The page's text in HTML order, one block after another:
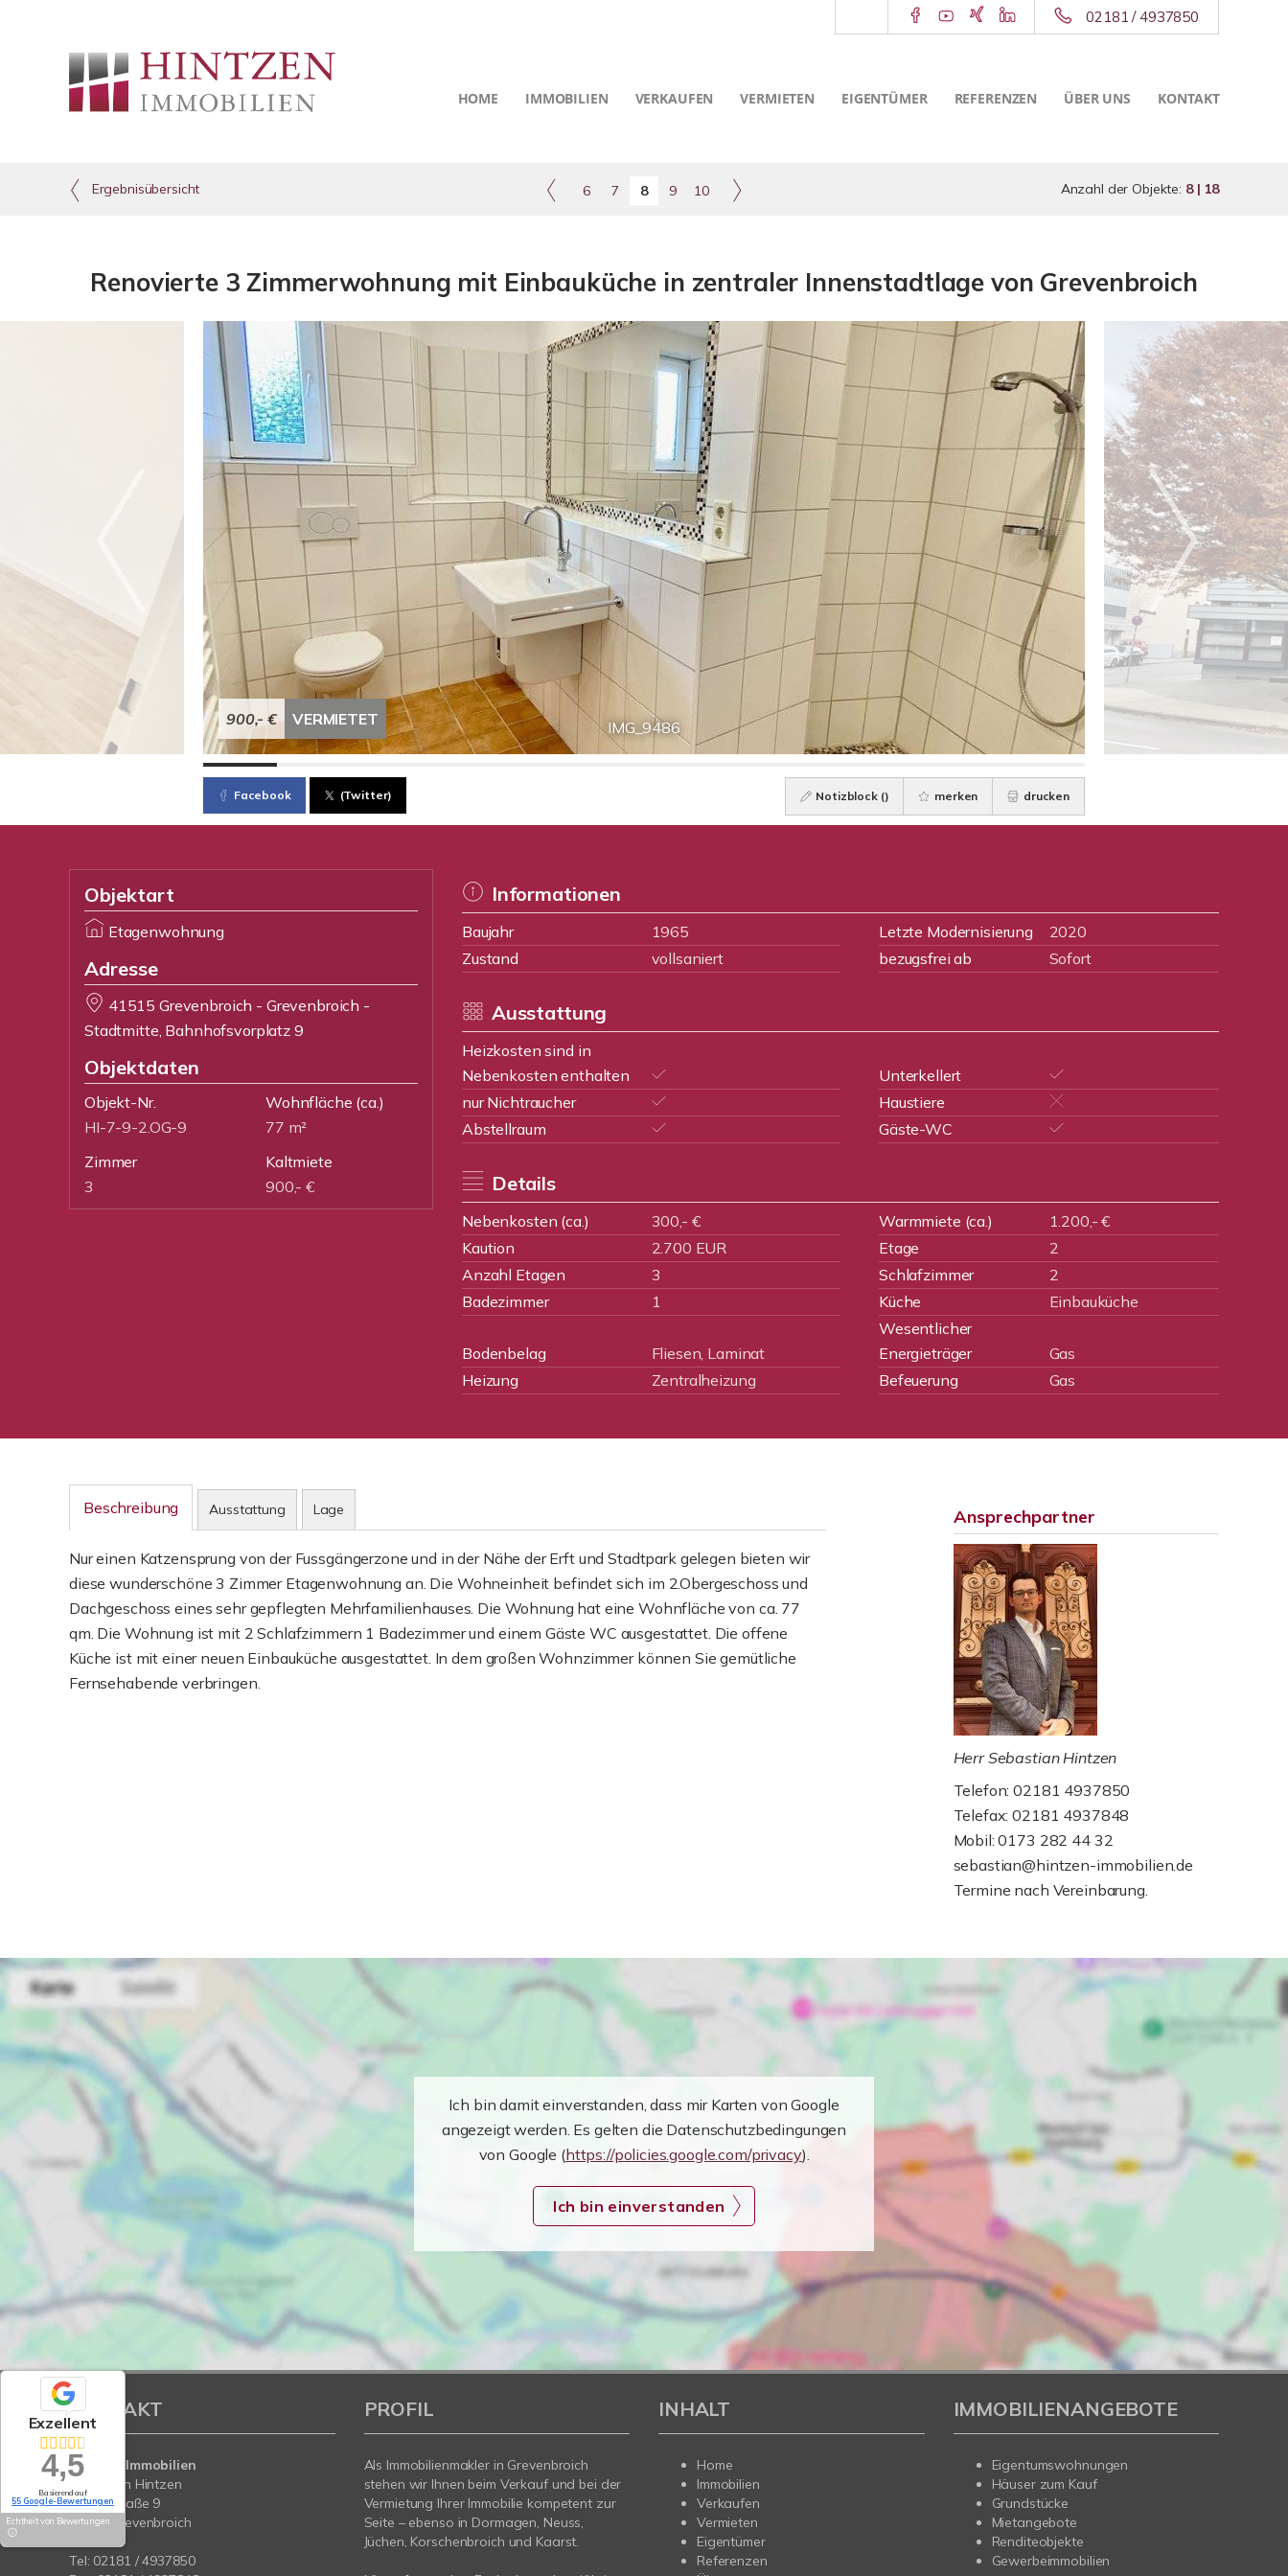
02181 / 4937850
HOME IMMOBILIEN VERKAUFEN VERMIETEN EIGENTÜMER REFERENZEN ÜBER UNS KONTAKT
Ergebnisübersicht 6 7 8 9 10 Anzahl der Objekte: 8 | 18
Renovierte 3 Zimmerwohnung mit Einbauküche in zentraler Innenstadtlage von Grevenbroich
IMG_9486
900,- € VERMIETET
Facebook (Twitter) Notizblock () merken drucken
Objektart
Etagenwohnung
Adresse
41515 Grevenbroich - Grevenbroich -
Stadtmitte, Bahnhofsvorplatz 9
Objektdaten
Objekt-Nr.
HI-7-9-2.OG-9
Wohnfläche (ca.)
77 m²
Zimmer
3
Kaltmiete
900,- €
Informationen
Baujahr 1965 Letzte Modernisierung
2020
Zustand
vollsaniert bezugsfrei ab Sofort
Ausstattung
Heizkosten sind in
Nebenkosten enthalten
Unterkellert
nur Nichtraucher
Haustiere
Abstellraum
Gäste-WC
Details
Nebenkosten (ca.) 300,- € Warmmiete (ca.)
1.200,- €
Kaution
2.700 EUR Etage
2
Anzahl Etagen
3 Schlafzimmer
2
Badezimmer
1 Küche Einbauküche
Bodenbelag Fliesen, Laminat
Wesentlicher
Energieträger
Gas
Heizung
Zentralheizung Befeuerung Gas
Beschreibung Ausstattung Lage
Nur einen Katzensprung von der Fussgängerzone und in der Nähe der Erft und Stadtpark gelegen bieten wir
diese wunderschöne 3 Zimmer Etagenwohnung an. Die Wohneinheit befindet sich im 2.Obergeschoss und
Dachgeschoss eines sehr gepflegten Mehrfamilienhauses. Die Wohnung hat eine Wohnfläche von ca. 77
qm. Die Wohnung ist mit 2 Schlafzimmern 1 Badezimmer und einem Gäste WC ausgestattet. Die offene
Küche ist mit einer neuen Einbauküche ausgestattet. In dem großen Wohnzimmer können Sie gemütliche
Fernsehabende verbringen.
Ansprechpartner
Herr Sebastian Hintzen
Telefon: 02181 4937850
Telefax: 02181 4937848
Mobil: 0173 282 44 32
sebastian@hintzen-immobilien.de
Termine nach Vereinbarung.
Ich bin damit einverstanden, dass mir Karten von Google
angezeigt werden. Es gelten die Datenschutzbedingungen
von Google (https://policies.google.com/privacy).
Ich bin einverstanden
Exzellent
4,5
Basierend auf
55 Google-Bewertungen
Echtheit von Bewertungen
KONTAKT
Hintzen Immobilien
Sebastian Hintzen
Lindenstraße 9
41515 Grevenbroich
Tel: 02181 / 4937850
PROFIL
Als Immobilienmakler in Grevenbroich
stehen wir Ihnen beim Verkauf und bei der
Vermietung Ihrer Immobilie kompetent zur
Seite – ebenso in Dormagen, Neuss,
Jüchen, Korschenbroich und Kaarst.
INHALT
Home
Immobilien
Verkaufen
Vermieten
Eigentümer
Referenzen
IMMOBILIENANGEBOTE
Eigentumswohnungen
Häuser zum Kauf
Grundstücke
Mietangebote
Renditeobjekte
Gewerbeimmobilien